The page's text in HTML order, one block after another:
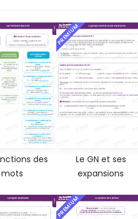
des
mots
PREMIUM
Le GN et ses
expansions
PREMIUM